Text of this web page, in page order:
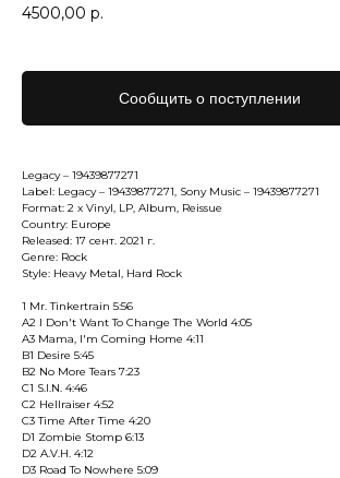
4500,00 р.
Сообщить о поступлении
Legacy – 19439877271
Label: Legacy – 19439877271, Sony Music – 19439877271
Format: 2 x Vinyl, LP, Album, Reissue
Country: Europe
Released: 17 сент. 2021 г.
Genre: Rock
Style: Heavy Metal, Hard Rock
1 Mr. Tinkertrain 5:56
A2 I Don't Want To Change The World 4:05
A3 Mama, I'm Coming Home 4:11
B1 Desire 5:45
B2 No More Tears 7:23
C1 S.I.N. 4:46
C2 Hellraiser 4:52
C3 Time After Time 4:20
D1 Zombie Stomp 6:13
D2 A.V.H. 4:12
D3 Road To Nowhere 5:09